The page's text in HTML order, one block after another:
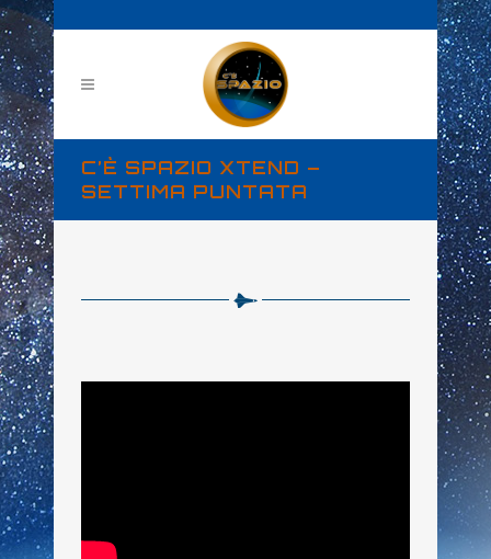
C’È SPAZIO XTEND –
SETTIMA PUNTATA